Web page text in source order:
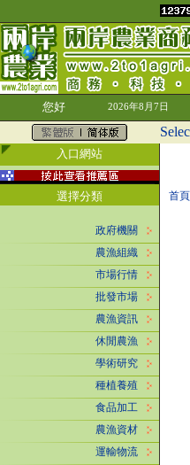
您好 2026年8月7日
入口網站
選擇分類
政府機關
農漁組織
市場行情
批發市場
農漁資訊
休閒農漁
學術研究
種植養殖
食品加工
農漁資材
運輸物流
首頁